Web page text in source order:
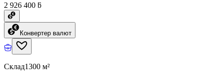
2 926 400 ƃ
Конвертер валют
Склад1300 м²